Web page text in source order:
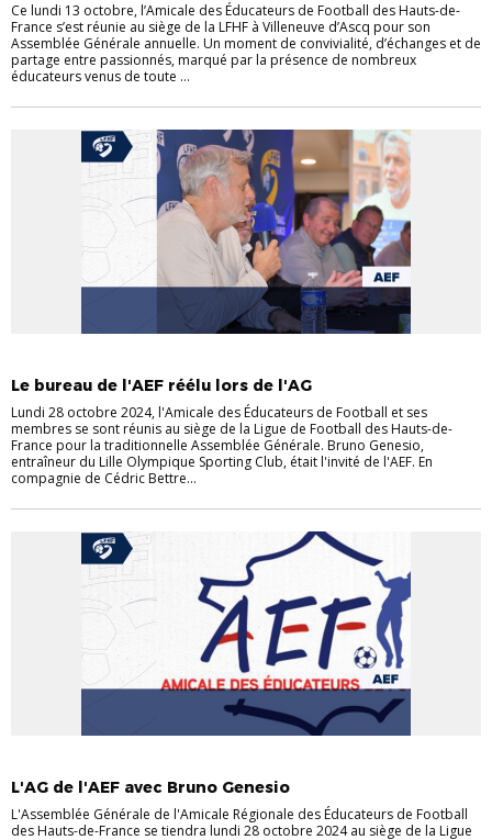
Ce lundi 13 octobre, l’Amicale des Éducateurs de Football des Hauts-de-
France s’est réunie au siège de la LFHF à Villeneuve d’Ascq pour son
Assemblée Générale annuelle. Un moment de convivialité, d’échanges et de
partage entre passionnés, marqué par la présence de nombreux
éducateurs venus de toute ...
Le bureau de l'AEF réélu lors de l'AG
Lundi 28 octobre 2024, l'Amicale des Éducateurs de Football et ses
membres se sont réunis au siège de la Ligue de Football des Hauts-de-
France pour la traditionnelle Assemblée Générale. Bruno Genesio,
entraîneur du Lille Olympique Sporting Club, était l'invité de l'AEF. En
compagnie de Cédric Bettre...
L'AG de l'AEF avec Bruno Genesio
L'Assemblée Générale de l'Amicale Régionale des Éducateurs de Football
des Hauts-de-France se tiendra lundi 28 octobre 2024 au siège de la Ligue